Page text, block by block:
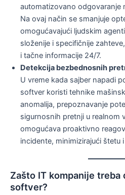
automatizovano odgovaranje
Na ovaj način se smanjuje
omogućavajući ljudskim
složenije i specifičnije
i tačne informacije 24/7.
Detekcija bezbednosnih
U vreme kada sajber napadi
softver koristi tehnike
anomalija, prepoznavanje
sigurnosnih pretnji u realnom
omogućava proaktivno
incidente, minimizirajući štetu
Zašto IT kompanije treba
softver?